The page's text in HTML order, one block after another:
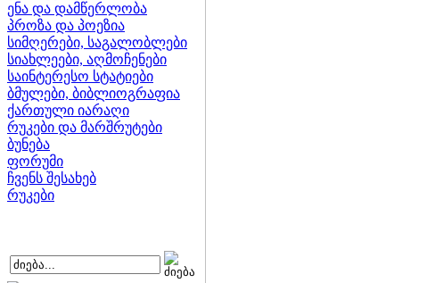
ენა და დამწერლობა
პროზა და პოეზია
სიმღერები, საგალობლები
სიახლეები, აღმოჩენები
საინტერესო სტატიები
ბმულები, ბიბლიოგრაფია
ქართული იარაღი
რუკები და მარშრუტები
ბუნება
ფორუმი
ჩვენს შესახებ
რუკები